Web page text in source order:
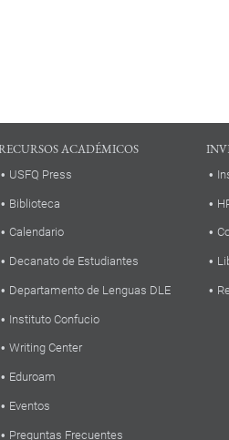
ACADÉMICOS
USFQ Press
Biblioteca
Calendario
Decanato de Estudiantes
Departamento de Lenguas DLE
Instituto Confucio
Writing Center
Eduroam
Eventos
Preguntas Frecuentes